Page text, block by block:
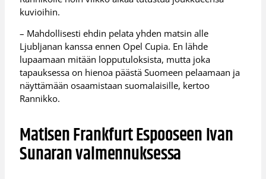
kuvioihin.
– Mahdollisesti ehdin pelata yhden matsin alle
Ljubljanan kanssa ennen Opel Cupia. En lähde
lupaamaan mitään lopputuloksista, mutta joka
tapauksessa on hienoa päästä Suomeen pelaamaan ja
näyttämään osaamistaan suomalaisille, kertoo
Rannikko.
Matisen Frankfurt Espooseen Ivan
Sunaran valmennuksessa